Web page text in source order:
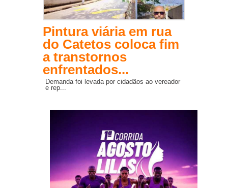
Pintura viária em rua
do Catetos coloca fim
a transtornos
enfrentados...
Demanda foi levada por cidadãos ao vereador
e rep...